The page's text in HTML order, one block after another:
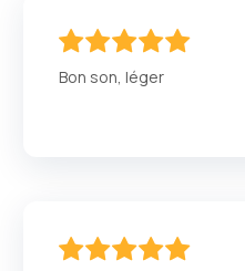
Bon son, léger